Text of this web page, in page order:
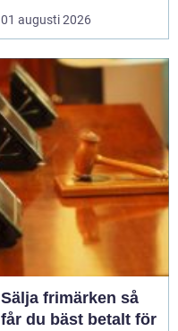
till hemförbättringar,
men när det handlar om
alltid bäst att vända sig
till ett proffs. I Huddinge
finns det många ...
01 augusti 2026
Sälja frimärken så
får du bäst betalt för